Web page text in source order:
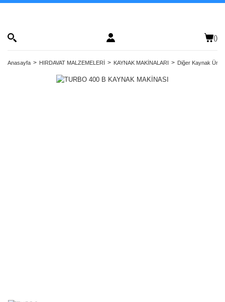
()
Anasayfa HIRDAVAT MALZEMELERİ KAYNAK MAKİNALARI Diğer Kaynak